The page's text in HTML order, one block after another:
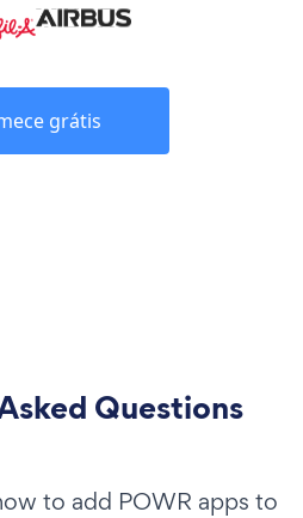
grátis
Questions
to add POWR apps to